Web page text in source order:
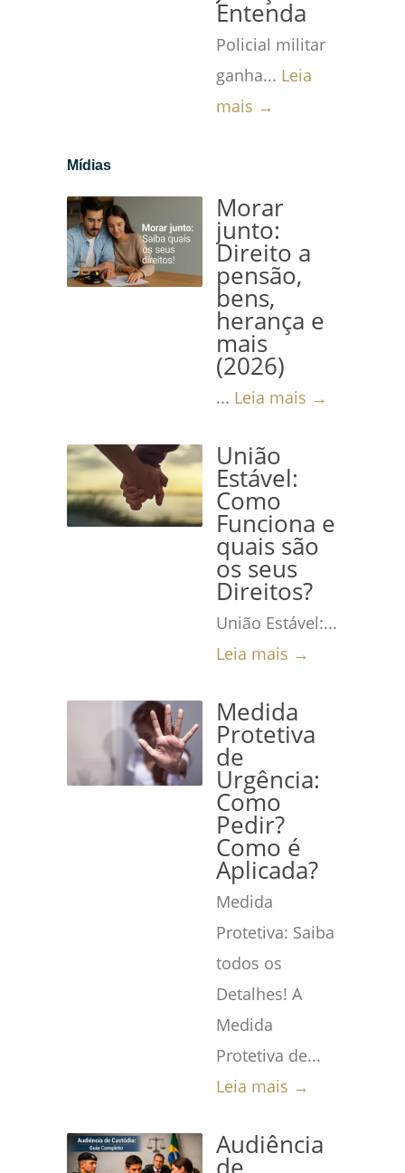
Entenda
Policial militar
ganha... Leia
mais →
Mídias
Morar
junto:
Direito a
pensão,
bens,
herança e
mais
(2026)
... Leia mais →
União
Estável:
Como
Funciona e
quais são
os seus
Direitos?
União Estável:...
Leia mais →
Medida
Protetiva
de
Urgência:
Como
Pedir?
Como é
Aplicada?
Medida
Protetiva: Saiba
todos os
Detalhes! A
Medida
Protetiva de...
Leia mais →
Audiência